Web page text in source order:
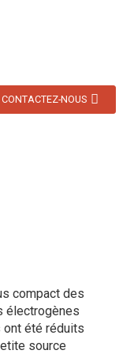
CONTACTEZ-NOUS
compact des
électrogènes
été réduits
source